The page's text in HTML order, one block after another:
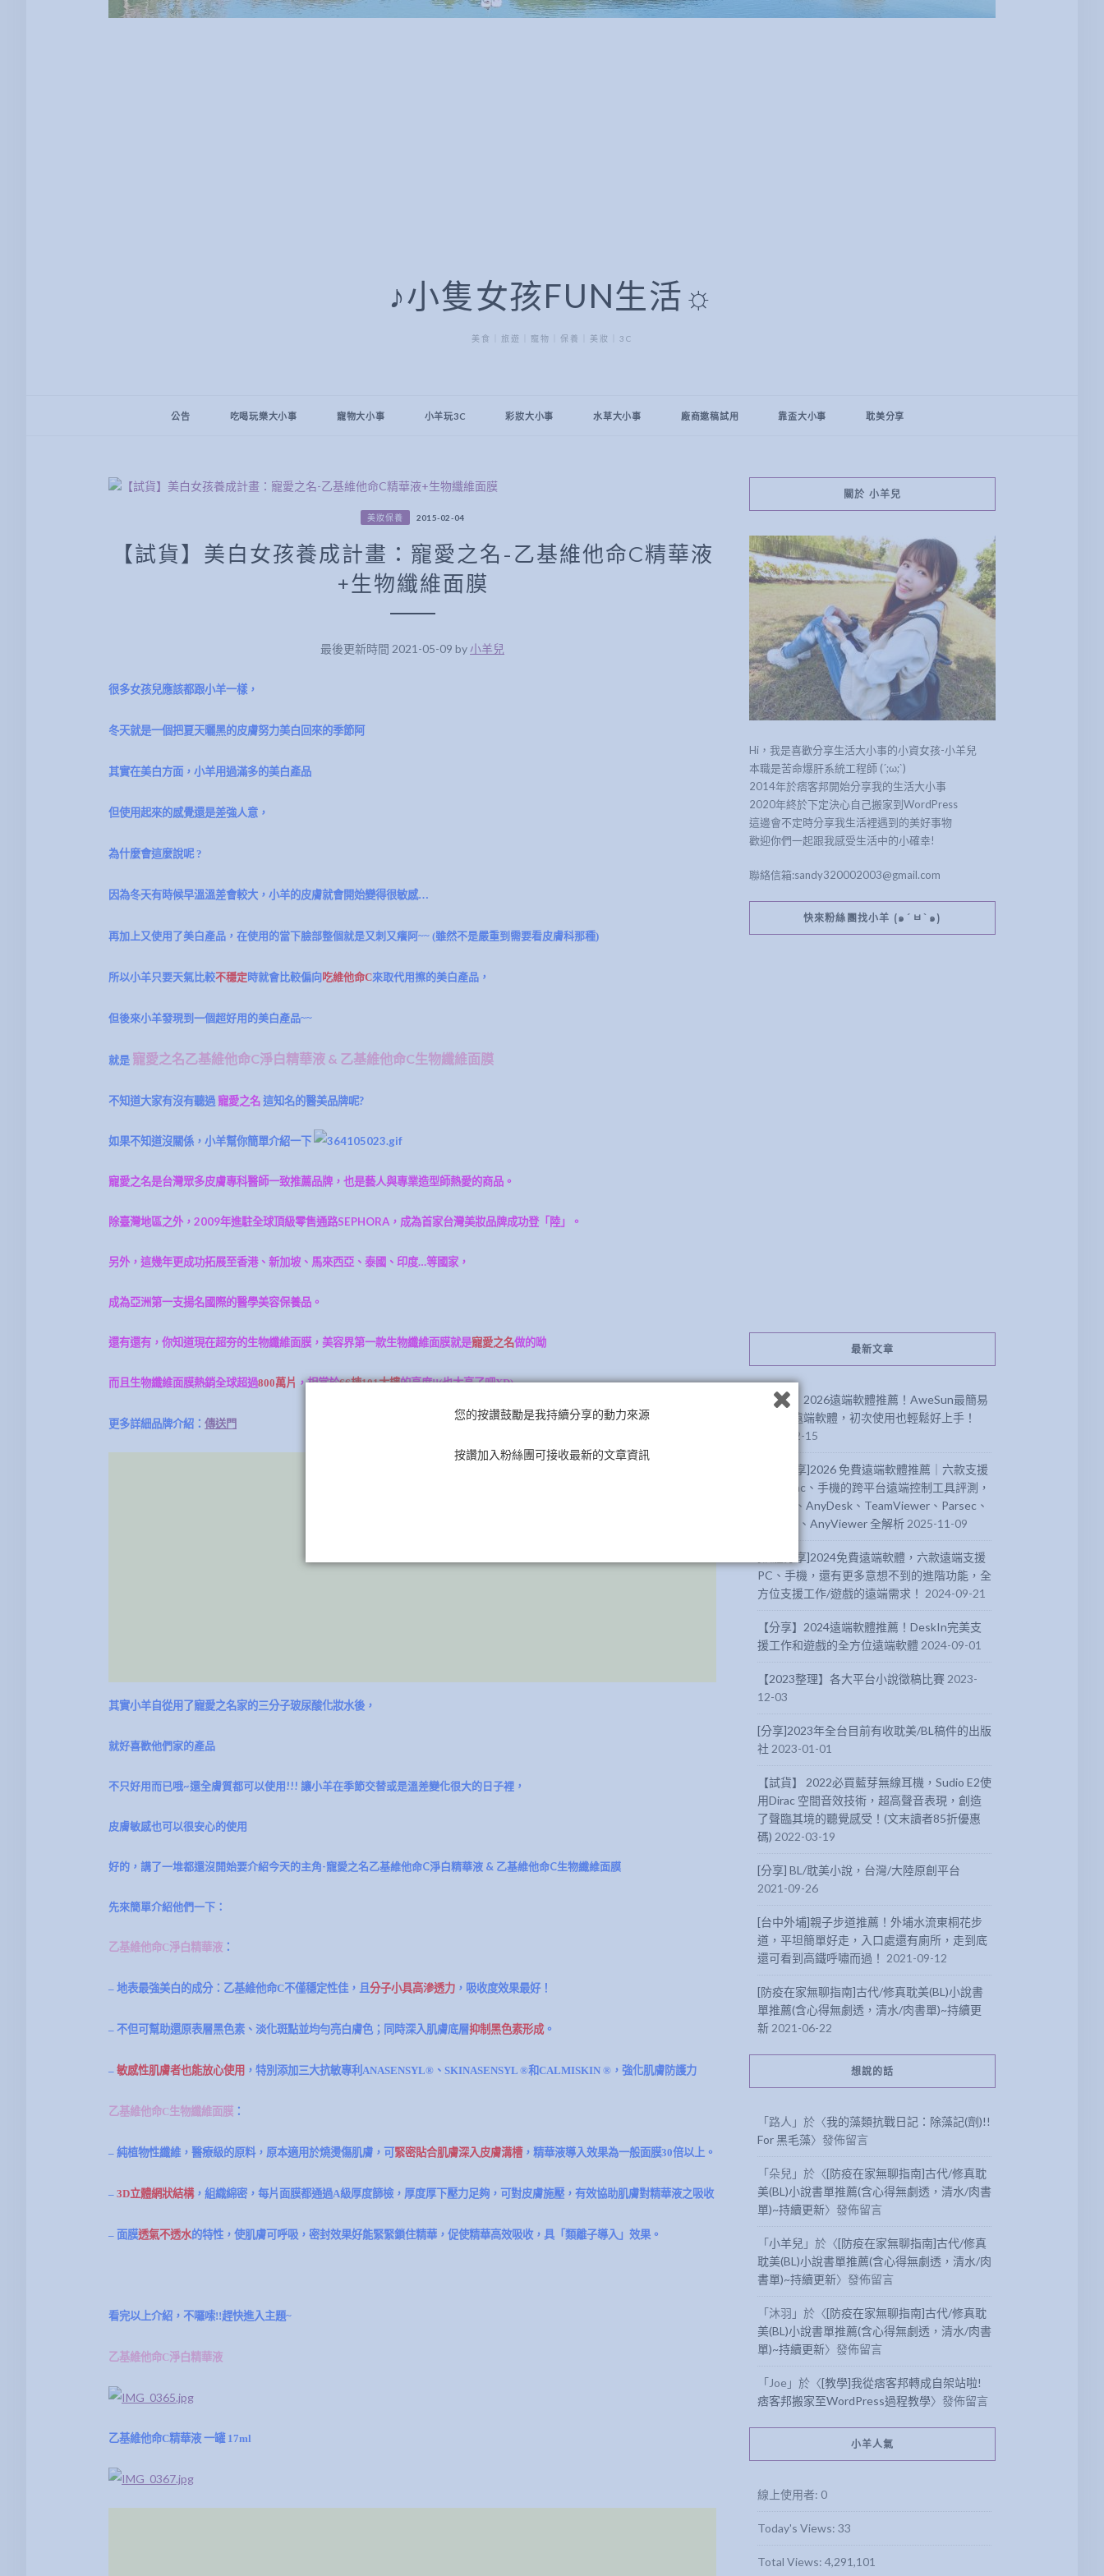
♪小隻女孩FUN生活☼
美食｜旅遊｜寵物｜保養｜美妝｜3C
公告 吃喝玩樂大小事 寵物大小事 小羊玩3C 彩妝大小事 水草大小事 廠商邀稿試用 靠盃大小事 耽美分享
美妝保養 2015-02-04
【試貨】美白女孩養成計畫：寵愛之名-乙基維他命C精華液
+生物纖維面膜
最後更新時間 2021-05-09 by 小羊兒
很多女孩兒應該都跟小羊一樣，
冬天就是一個把夏天曬黑的皮膚努力美白回來的季節阿
其實在美白方面，小羊用過滿多的美白產品
但使用起來的感覺還是差強人意，
為什麼會這麼說呢 ?
因為冬天有時候早溫溫差會較大，小羊的皮膚就會開始變得很敏感…
再加上又使用了美白產品，在使用的當下臉部整個就是又刺又癢阿~~ (雖然不是嚴重到需要看皮膚科那種)
所以小羊只要天氣比較不穩定時就會比較偏向吃維他命C來取代用擦的美白產品，
但後來小羊發現到一個超好用的美白產品~~
就是 寵愛之名乙基維他命C淨白精華液 & 乙基維他命C生物纖維面膜
不知道大家有沒有聽過寵愛之名這知名的醫美品牌呢?
如果不知道沒關係，小羊幫你簡單介紹一下
寵愛之名是台灣眾多皮膚專科醫師一致推薦品牌，也是藝人與專業造型師熱愛的商品。
除臺灣地區之外，2009年進駐全球頂級零售通路SEPHORA，成為首家台灣美妝品牌成功登「陸」。
另外，這幾年更成功拓展至香港、新加坡、馬來西亞、泰國、印度…等國家，
成為亞洲第一支揚名國際的醫學美容保養品。
還有還有，你知道現在超夯的生物纖維面膜，美容界第一款生物纖維面膜就是寵愛之名做的呦
而且生物纖維面膜熱銷全球超過800萬片 ，相當於66棟101大樓的高度!!(也太高了吧XD)
更多詳細品牌介紹： 傳送門
其實小羊自從用了寵愛之名家的三分子玻尿酸化妝水後，
就好喜歡他們家的產品
不只好用而已哦~還全膚質都可以使用!!! 讓小羊在季節交替或是溫差變化很大的日子裡，
皮膚敏感也可以很安心的使用
好的，講了一堆都還沒開始要介紹今天的主角-寵愛之名乙基維他命C淨白精華液 & 乙基維他命C生物纖維面膜
先來簡單介紹他們一下：
乙基維他命C淨白精華液 ：
– 地表最強美白的成分：乙基維他命C不僅穩定性佳，且分子小具高滲透力 ，吸收度效果最好！
– 不但可幫助還原表層黑色素、淡化斑點並均勻亮白膚色；同時深入肌膚底層抑制黑色素形成。
– 敏感性肌膚者也能放心使用 ，特別添加三大抗敏專利ANASENSYL®、SKINASENSYL ®和CALMISKIN ®，強化肌膚防護力
乙基維他命C生物纖維面膜 ：
– 純植物性纖維，醫療級的原料，原本適用於燒燙傷肌膚，可 緊密貼合肌膚深入皮膚溝槽 ，精華液導入效果為一般面膜30倍以上。
– 3D立體網狀結構，組織綿密，每片面膜都通過A級厚度篩檢，厚度厚下壓力足夠，可對皮膚施壓，有效協助肌膚對精華液之吸收
– 面膜透氣不透水的特性，使肌膚可呼吸，密封效果好能緊緊鎖住精華，促使精華高效吸收，具「類離子導入」效果。
看完以上介紹，不囉嗦!!趕快進入主題~
乙基維他命C淨白精華液
乙基維他命C精華液 一罐 17ml
關於 小羊兒
Hi，我是喜歡分享生活大小事的小資女孩-小羊兒
本職是苦命爆肝系統工程師 (´;ω;`)
2014年於痞客邦開始分享我的生活大小事
2020年終於下定決心自己搬家到WordPress
這邊會不定時分享我生活裡遇到的美好事物
歡迎你們一起跟我感受生活中的小確幸!
聯絡信箱:sandy320002003@gmail.com
快來粉絲團找小羊 (๑´ㅂ`๑)
最新文章
【分享】2026遠端軟體推薦！AweSun最簡易
方便的遠端軟體，初次使用也輕鬆好上手！
2026-02-15
[軟體分享]2026 免費遠端軟體推薦｜六款支援
PC、Mac、手機的跨平台遠端控制工具評測，
DeskIn、AnyDesk、TeamViewer、Parsec、
Chrome、AnyViewer 全解析 2025-11-09
[軟體分享]2024免費遠端軟體，六款遠端支援
PC、手機，還有更多意想不到的進階功能，全
方位支援工作/遊戲的遠端需求！ 2024-09-21
【分享】2024遠端軟體推薦！DeskIn完美支
援工作和遊戲的全方位遠端軟體 2024-09-01
【2023整理】各大平台小說徵稿比賽 2023-
12-03
[分享]2023年全台目前有收耽美/BL稿件的出版
社 2023-01-01
【試貨】 2022必買藍芽無線耳機，Sudio E2使
用Dirac 空間音效技術，超高聲音表現，創造
了聲臨其境的聽覺感受！(文末讀者85折優惠
碼) 2022-03-19
[分享] BL/耽美小說，台灣/大陸原創平台
2021-09-26
[台中外埔]親子步道推薦！外埔水流東桐花步
道，平坦簡單好走，入口處還有廁所，走到底
還可看到高鐵呼嘯而過！ 2021-09-12
[防疫在家無聊指南]古代/修真耽美(BL)小說書
單推薦(含心得無劇透，清水/肉書單)~持續更
新 2021-06-22
想說的話
「路人 」於〈我的藻類抗戰日記：除藻記(劑)!!
For 黑毛藻〉發佈留言
「朵兒 」於〈[防疫在家無聊指南]古代/修真耽
美(BL)小說書單推薦(含心得無劇透，清水/肉書
單)~持續更新〉發佈留言
「小羊兒 」於〈[防疫在家無聊指南]古代/修真
耽美(BL)小說書單推薦(含心得無劇透，清水/肉
書單)~持續更新〉發佈留言
「沐羽 」於〈[防疫在家無聊指南]古代/修真耽
美(BL)小說書單推薦(含心得無劇透，清水/肉書
單)~持續更新〉發佈留言
「Joe 」於〈[教學]我從痞客邦轉成自架站啦!
痞客邦搬家至WordPress過程教學〉發佈留言
小羊人氣
線上使用者: 0
Today's Views: 33
Total Views: 4,291,101
您的按讚鼓勵是我持續分享的動力來源
按讚加入粉絲團可接收最新的文章資訊